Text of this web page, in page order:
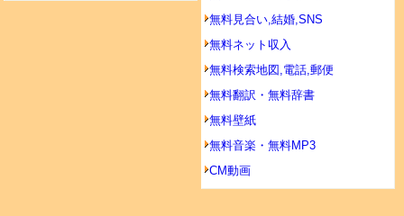
無料見合い,結婚,SNS
無料ネット収入
無料検索地図,電話,郵便
無料翻訳・無料辞書
無料壁紙
無料音楽・無料MP3
CM動画